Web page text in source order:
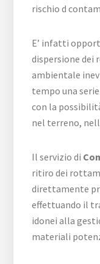
rischio d
E’ infatti
dispersione
ambientale
tempo una
con la
nel terreno,
Il servizio di
ritiro dei
direttamente
effettuando il
idonei alla
materiali